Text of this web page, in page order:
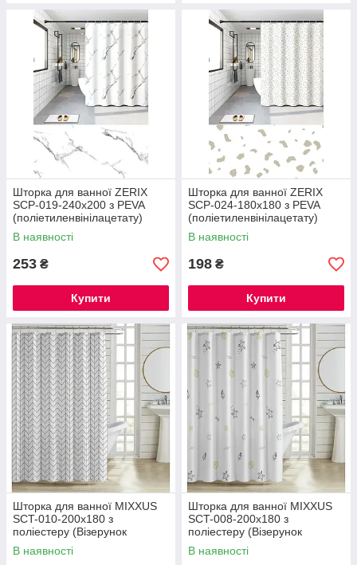
Шторка для ванної ZERIX
SCP-019-240x200 з PEVA
(поліетиленвінілацетату)
(Візерунок "Мармур")
(ZX6092)
В наявності
253 ₴
Купити
Шторка для ванної ZERIX
SCP-024-180x180 з PEVA
(поліетиленвінілацетату)
(Візерунок "Бризки") (ZX6097)
В наявності
198 ₴
Купити
Шторка для ванної MIXXUS
SCT-010-200x180 з
поліестеру (Візерунок
"Зигзаг" білий) (AC3580)
В наявності
Шторка для ванної MIXXUS
SCT-008-200x180 з
поліестеру (Візерунок
"Морський" біло-сірий)
(AC3578)
В наявності